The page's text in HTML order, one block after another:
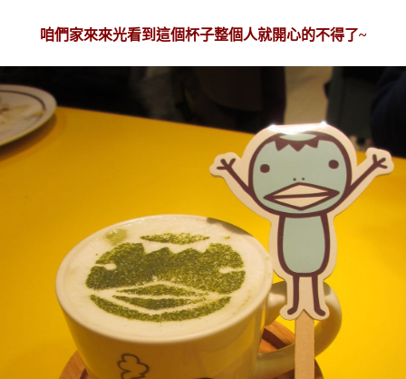
咱們家來來光看到這個杯子整個人就開心的不得了~